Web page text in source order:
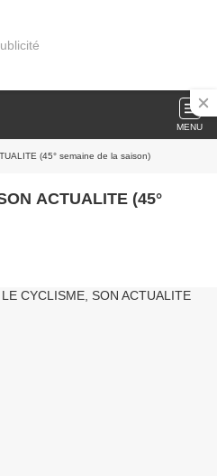
MENU
(45° semaine de la saison)
ACTUALITE (45°